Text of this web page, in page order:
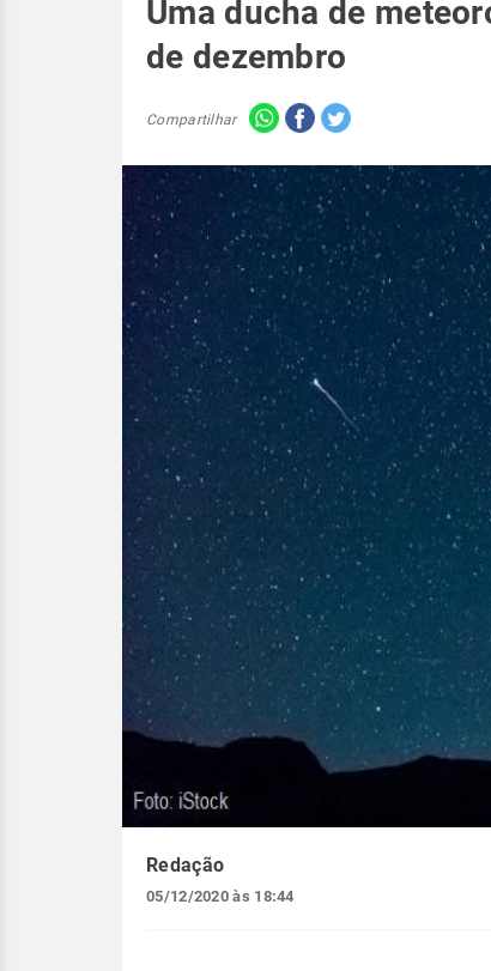
Uma ducha de
de dezembro
Compartilhar
Redação
05/12/2020 às 18:44